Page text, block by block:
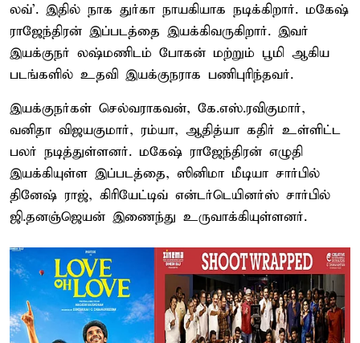
லவ்’. இதில் நாக துர்கா நாயகியாக நடிக்கிறார். மகேஷ்
ராஜேந்திரன் இப்படத்தை இயக்கிவருகிறார். இவர்
இயக்குநர் லஷ்மணிடம் போகன் மற்றும் பூமி ஆகிய
படங்களில் உதவி இயக்குநராக பணிபுரிந்தவர்.
இயக்குநர்கள் செல்வராகவன், கே.எஸ்.ரவிகுமார்,
வனிதா விஜயகுமார், ரம்யா, ஆதித்யா கதிர் உள்ளிட்ட
பலர் நடித்துள்ளனர். மகேஷ் ராஜேந்திரன் எழுதி
இயக்கியுள்ள இப்படத்தை, ஸினிமா மீடியா சார்பில்
தினேஷ் ராஜ், கிரியேட்டிவ் என்டர்டெயினர்ஸ் சார்பில்
ஜி.தனஞ்ஜெயன் இணைந்து உருவாக்கியுள்ளனர்.